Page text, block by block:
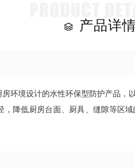
产品详情
环境设计的水性环保型防护产品，
，降低厨房台面、厨具、缝隙等区